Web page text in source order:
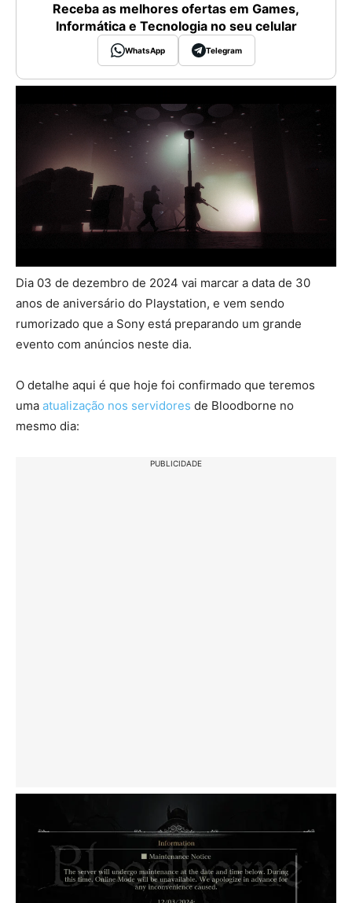
Receba as melhores ofertas em Games,
Informática e Tecnologia no seu celular
WhatsApp Telegram
Dia 03 de dezembro de 2024 vai marcar a data de 30
anos de aniversário do Playstation, e vem sendo
rumorizado que a Sony está preparando um grande
evento com anúncios neste dia.
O detalhe aqui é que hoje foi confirmado que teremos
uma atualização nos servidores de Bloodborne no
mesmo dia:
PUBLICIDADE